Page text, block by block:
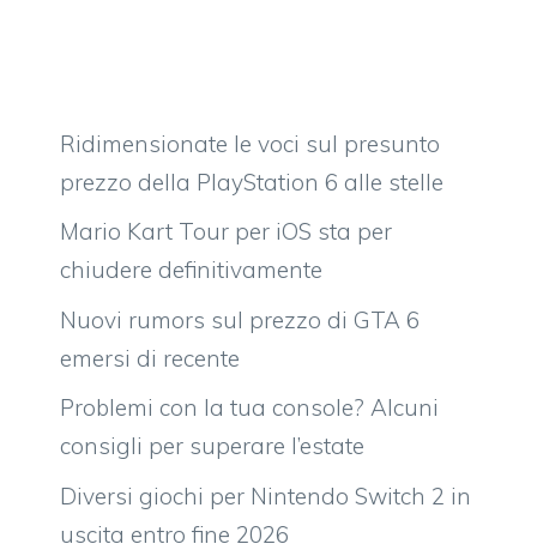
Ridimensionate le voci sul presunto
prezzo della PlayStation 6 alle stelle
Mario Kart Tour per iOS sta per
chiudere definitivamente
Nuovi rumors sul prezzo di GTA 6
emersi di recente
Problemi con la tua console? Alcuni
consigli per superare l’estate
Diversi giochi per Nintendo Switch 2 in
uscita entro fine 2026